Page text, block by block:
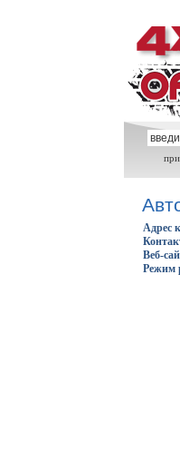
Адрес
Веб-
Режим